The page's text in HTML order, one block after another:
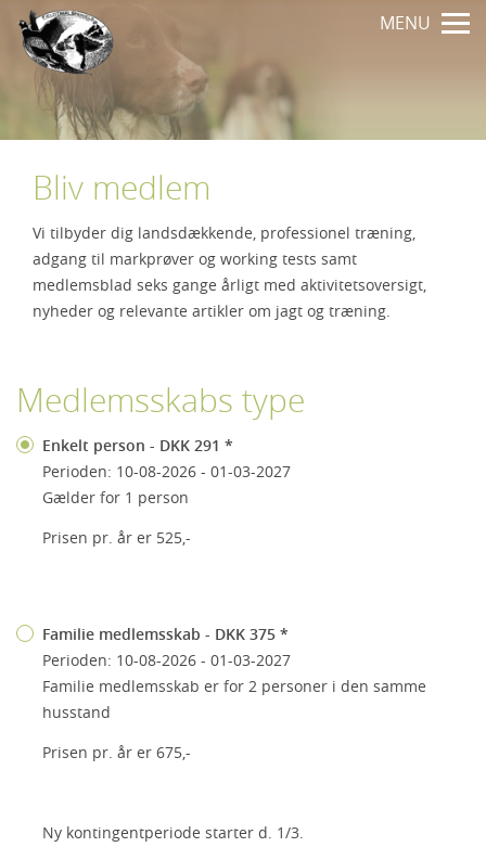
MENU
Bliv medlem
Vi tilbyder dig landsdækkende, professionel træning,
adgang til markprøver og working tests samt
medlemsblad seks gange årligt med aktivitetsoversigt,
nyheder og relevante artikler om jagt og træning.
Medlemsskabs type
Enkelt person - DKK 291 *
Perioden: 10-08-2026 - 01-03-2027
Gælder for 1 person
Prisen pr. år er 525,-
Familie medlemsskab - DKK 375 *
Perioden: 10-08-2026 - 01-03-2027
Familie medlemsskab er for 2 personer i den samme
husstand
Prisen pr. år er 675,-
Ny kontingentperiode starter d. 1/3.